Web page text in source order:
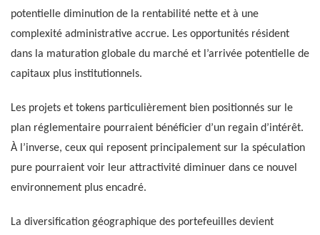
potentielle diminution de la rentabilité nette et à une
complexité administrative accrue. Les opportunités résident
dans la maturation globale du marché et l’arrivée potentielle de
capitaux plus institutionnels.
Les projets et tokens particulièrement bien positionnés sur le
plan réglementaire pourraient bénéficier d’un regain d’intérêt.
À l’inverse, ceux qui reposent principalement sur la spéculation
pure pourraient voir leur attractivité diminuer dans ce nouvel
environnement plus encadré.
La diversification géographique des portefeuilles devient